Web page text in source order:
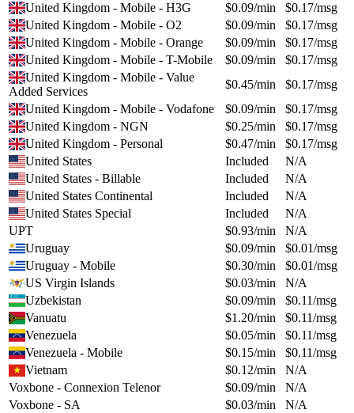
United Kingdom - Mobile - H3G
$0.09/min $0.17/msg
United Kingdom - Mobile - O2
$0.09/min $0.17/msg
United Kingdom - Mobile - Orange
$0.09/min $0.17/msg
United Kingdom - Mobile - T-Mobile
$0.09/min $0.17/msg
United Kingdom - Mobile - Value
Added Services
$0.45/min $0.17/msg
United Kingdom - Mobile - Vodafone
$0.09/min $0.17/msg
United Kingdom - NGN
$0.25/min $0.17/msg
United Kingdom - Personal
$0.47/min $0.17/msg
United States
Included
N/A
United States - Billable
Included
N/A
United States Continental
Included
N/A
United States Special
Included
N/A
UPT
$0.93/min
N/A
Uruguay
$0.09/min $0.01/msg
Uruguay - Mobile
$0.30/min $0.01/msg
US Virgin Islands
$0.03/min
N/A
Uzbekistan
$0.09/min $0.11/msg
Vanuatu
$1.20/min $0.11/msg
Venezuela
$0.05/min $0.11/msg
Venezuela - Mobile
$0.15/min $0.11/msg
Vietnam
$0.12/min
N/A
Voxbone - Connexion Telenor
$0.09/min
N/A
Voxbone - SA
$0.03/min
N/A